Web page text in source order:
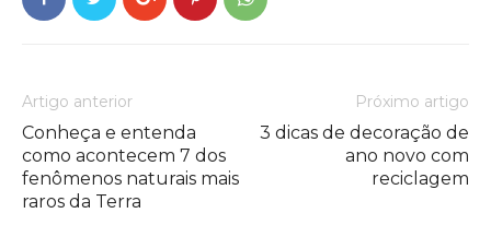
Artigo anterior
Conheça e entenda
como acontecem 7 dos
fenômenos naturais mais
raros da Terra
Próximo artigo
3 dicas de decoração de
ano novo com
reciclagem